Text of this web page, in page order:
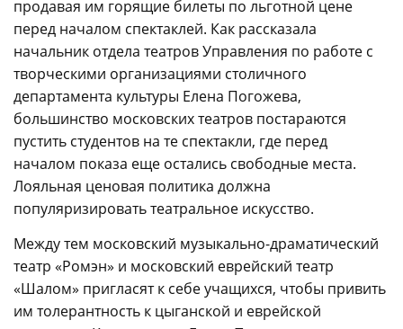
продавая им горящие билеты по льготной цене
перед началом спектаклей. Как рассказала
начальник отдела театров Управления по работе с
творческими организациями столичного
департамента культуры Елена Погожева,
большинство московских театров постараются
пустить студентов на те спектакли, где перед
началом показа еще остались свободные места.
Лояльная ценовая политика должна
популяризировать театральное искусство.
Между тем московский музыкально-драматический
театр «Ромэн» и московский еврейский театр
«Шалом» пригласят к себе учащихся, чтобы привить
им толерантность к цыганской и еврейской